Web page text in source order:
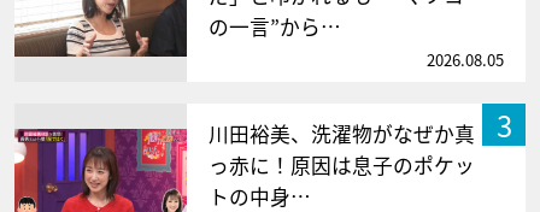
の一言”から…
2026.08.05
3
川田裕美、洗濯物がなぜか真
っ赤に！原因は息子のポケッ
トの中身…